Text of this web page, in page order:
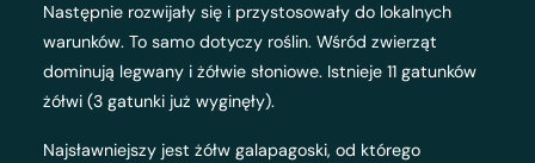
Następnie rozwijały się i przystosowały do lokalnych
warunków. To samo dotyczy roślin. Wśród zwierząt
dominują legwany i żółwie słoniowe. Istnieje 11 gatunków
żółwi (3 gatunki już wyginęły).
Najsławniejszy jest żółw galapagoski, od którego